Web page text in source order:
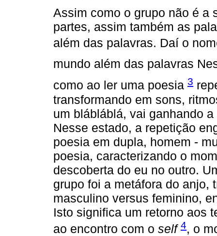
Assim como o grupo não é a
partes, assim também as
além das palavras. Daí o
mundo além das palavras
como ao ler uma poesia 3
transformando em sons,
um blábláblá, vai ganhando
Nesse estado, a repetição
poesia em dupla, homem -
poesia, caracterizando o
descoberta do eu no outro.
grupo foi a metáfora do anjo,
masculino versus feminino,
Isto significa um retorno aos
ao encontro com o self 4, o